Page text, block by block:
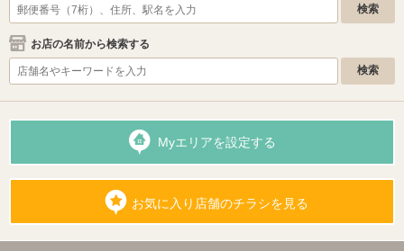
お店の名前から検索する
Myエリアを設定する
お気に入り店舗のチラシを見る